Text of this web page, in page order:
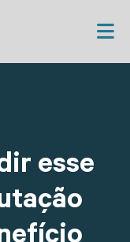
esse